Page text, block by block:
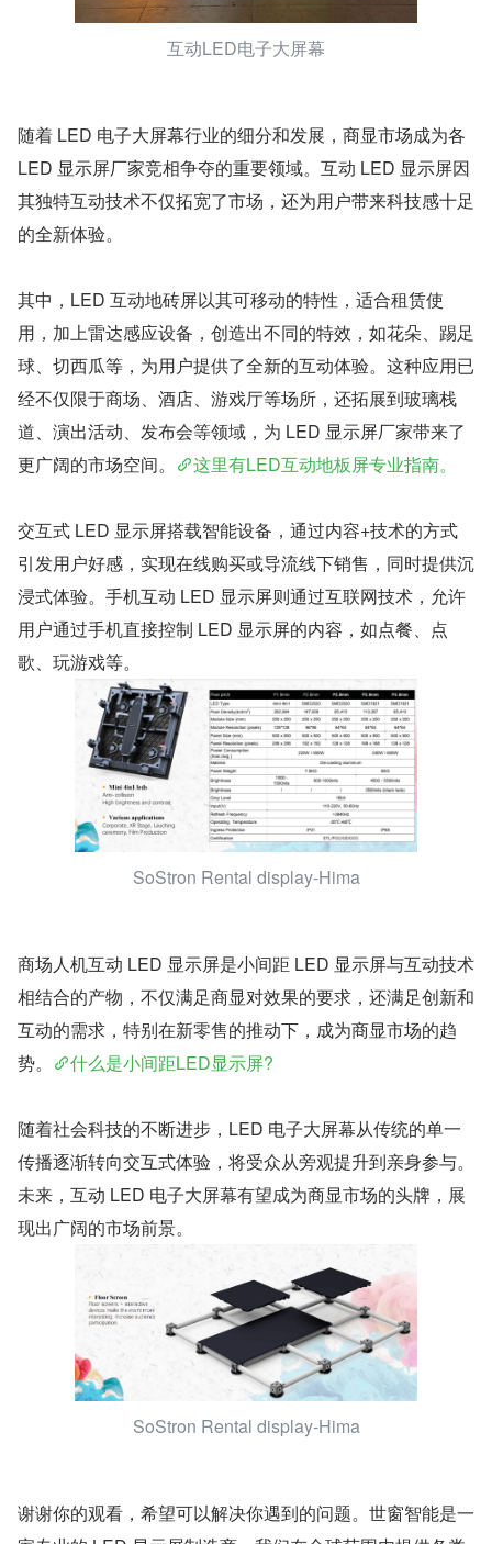
互动LED电子大屏幕
随着 LED 电子大屏幕行业的细分和发展，商显市场成为各
LED 显示屏厂家竞相争夺的重要领域。互动 LED 显示屏因
其独特互动技术不仅拓宽了市场，还为用户带来科技感十足
的全新体验。
其中，LED 互动地砖屏以其可移动的特性，适合租赁使
用，加上雷达感应设备，创造出不同的特效，如花朵、踢足
球、切西瓜等，为用户提供了全新的互动体验。这种应用已
经不仅限于商场、酒店、游戏厅等场所，还拓展到玻璃栈
道、演出活动、发布会等领域，为 LED 显示屏厂家带来了
更广阔的市场空间。
这里有LED互动地板屏专业指南。
交互式 LED 显示屏搭载智能设备，通过内容+技术的方式
引发用户好感，实现在线购买或导流线下销售，同时提供沉
浸式体验。手机互动 LED 显示屏则通过互联网技术，允许
用户通过手机直接控制 LED 显示屏的内容，如点餐、点
歌、玩游戏等。
SoStron Rental display-Hima
商场人机互动 LED 显示屏是小间距 LED 显示屏与互动技术
相结合的产物，不仅满足商显对效果的要求，还满足创新和
互动的需求，特别在新零售的推动下，成为商显市场的趋
势。
什么是小间距LED显示屏?
随着社会科技的不断进步，LED 电子大屏幕从传统的单一
传播逐渐转向交互式体验，将受众从旁观提升到亲身参与。
未来，互动 LED 电子大屏幕有望成为商显市场的头牌，展
现出广阔的市场前景。
SoStron Rental display-Hima
谢谢你的观看，希望可以解决你遇到的问题。世窗智能是一